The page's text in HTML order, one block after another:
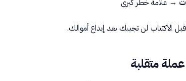
→ علامة خطر كبرى
الاكتتاب لن تجيبك بعد إيداع أموالك.